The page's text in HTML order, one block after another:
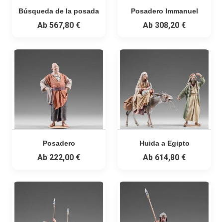
Búsqueda de la posada
Ab 567,80 €
Posadero Immanuel
Ab 308,20 €
Posadero
Ab 222,00 €
Huida a Egipto
Ab 614,80 €